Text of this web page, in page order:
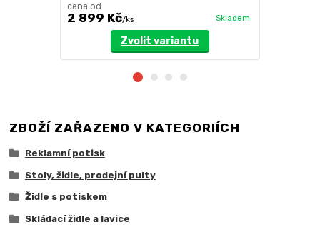
cena od
2 899 Kč/ks Skladem
Zvolit variantu
ZBOŽÍ ZAŘAZENO V KATEGORIÍCH
Reklamní potisk
Stoly, židle, prodejní pulty
Židle s potiskem
Skládací židle a lavice